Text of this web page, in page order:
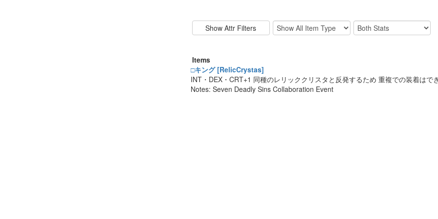
Items
□キング [RelicCrystas]
INT・DEX・CRT+1 同種のレリッククリスタと反発するため 重複での装着はで
Notes: Seven Deadly Sins Collaboration Event